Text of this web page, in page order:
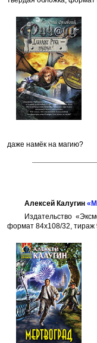
даже намёк на магию?
Алексей Калугин
Издательство
формат 84x108/32, тираж